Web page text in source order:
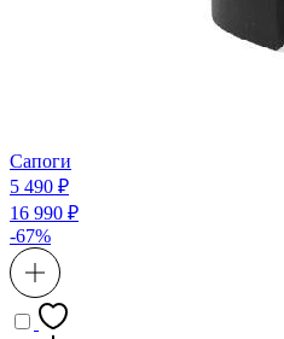
Сапоги
5 490 ₽
16 990 ₽
-67%